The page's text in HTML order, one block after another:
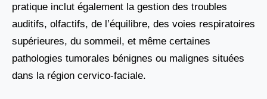
pratique inclut également la gestion des troubles
auditifs, olfactifs, de l’équilibre, des voies respiratoires
supérieures, du sommeil, et même certaines
pathologies tumorales bénignes ou malignes situées
dans la région cervico-faciale.